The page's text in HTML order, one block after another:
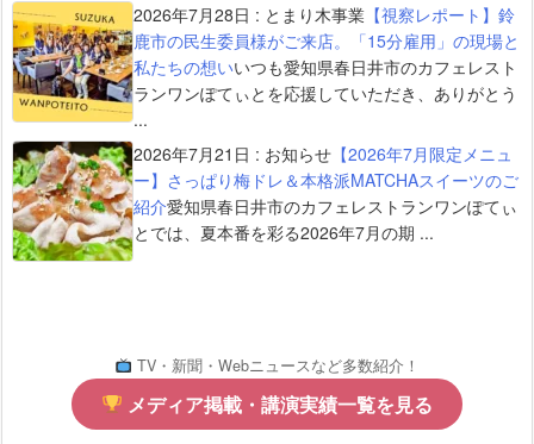
2026年7月28日 : とまり木事業 【視察レポート】鈴
鹿市の民生委員様がご来店。「15分雇用」の現場と
私たちの想いいつも愛知県春日井市のカフェレスト
ランワンぽてぃとを応援していただき、ありがとう
...
2026年7月21日 : お知らせ 【2026年7月限定メニュ
ー】さっぱり梅ドレ＆本格派MATCHAスイーツのご
紹介愛知県春日井市のカフェレストランワンぽてぃ
とでは、夏本番を彩る2026年7月の期 ...
TV・新聞・Webニュースなど多数紹介！
メディア掲載・講演実績一覧を見る